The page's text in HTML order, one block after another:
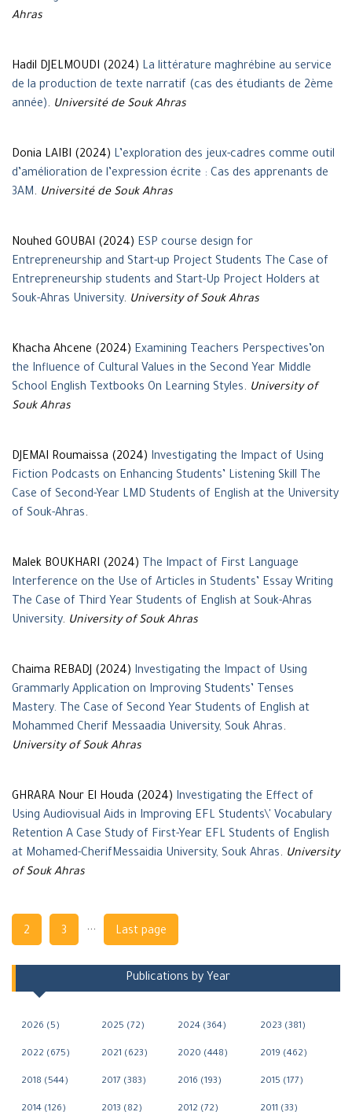
Ahras
Hadil DJELMOUDI (2024) La littérature maghrébine au service
de la production de texte narratif (cas des étudiants de 2ème
année). Université de Souk Ahras
Donia LAIBI (2024) L’exploration des jeux-cadres comme outil
d’amélioration de l’expression écrite : Cas des apprenants de
3AM. Université de Souk Ahras
Nouhed GOUBAI (2024) ESP course design for
Entrepreneurship and Start-up Project Students The Case of
Entrepreneurship students and Start-Up Project Holders at
Souk-Ahras University. University of Souk Ahras
Khacha Ahcene (2024) Examining Teachers Perspectives’on
the Influence of Cultural Values in the Second Year Middle
School English Textbooks On Learning Styles. University of
Souk Ahras
DJEMAI Roumaissa (2024) Investigating the Impact of Using
Fiction Podcasts on Enhancing Students’ Listening Skill The
Case of Second-Year LMD Students of English at the University
of Souk-Ahras.
Malek BOUKHARI (2024) The Impact of First Language
Interference on the Use of Articles in Students’ Essay Writing
The Case of Third Year Students of English at Souk-Ahras
University. University of Souk Ahras
Chaima REBADJ (2024) Investigating the Impact of Using
Grammarly Application on Improving Students’ Tenses
Mastery. The Case of Second Year Students of English at
Mohammed Cherif Messaadia University, Souk Ahras.
University of Souk Ahras
GHRARA Nour El Houda (2024) Investigating the Effect of
Using Audiovisual Aids in Improving EFL Students\' Vocabulary
Retention A Case Study of First-Year EFL Students of English
at Mohamed-CherifMessaidia University, Souk Ahras. University
of Souk Ahras
Navigation
2 3 ... Last page
Publications by Year
2026 (5) 2025 (72) 2024 (364) 2023 (381)
2022 (675) 2021 (623) 2020 (448) 2019 (462)
2018 (544) 2017 (383) 2016 (193) 2015 (177)
2014 (126) 2013 (82) 2012 (72) 2011 (33)